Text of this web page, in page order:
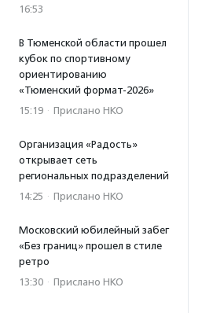
16:53
В Тюменской области прошел
кубок по спортивному
ориентированию
«Тюменский формат-2026»
15:19 · Прислано НКО
Организация «Радость»
открывает сеть
региональных подразделений
14:25 · Прислано НКО
Московский юбилейный забег
«Без границ» прошел в стиле
ретро
13:30 · Прислано НКО